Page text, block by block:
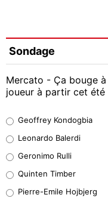
Sondage
Mercato - Ça bouge
joueur à partir cet été
38%
32%
Geoffrey Kondogbia
Leonardo Balerdi
Geronimo Rulli
Quinten Timber
Pierre-Emile Hojbjerg